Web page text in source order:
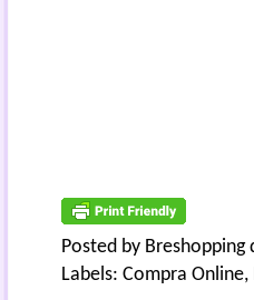
Posted by Breshopping
Labels: Compra Online,